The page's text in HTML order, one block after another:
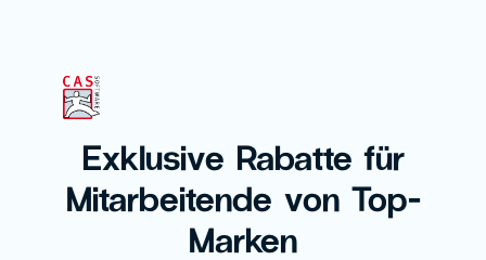
Exklusive Rabatte für
Mitarbeitende von Top-
Marken